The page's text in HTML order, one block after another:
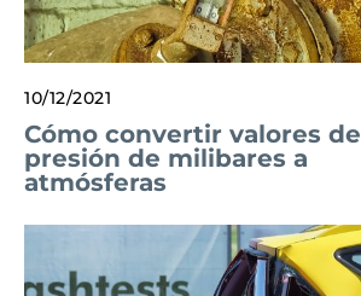
10/12/2021
Cómo convertir valores de
presión de milibares a
atmósferas